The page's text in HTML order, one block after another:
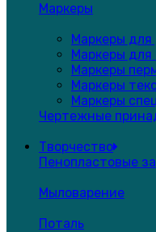
Маркеры
Маркеры для
Маркеры для
Маркеры
Маркеры
Маркеры
Чертежные
Творчество
Пенопластовые
Мыловарение
Поталь